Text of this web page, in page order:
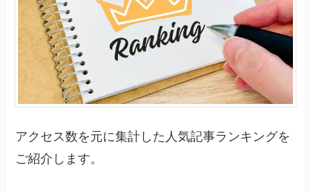
アクセス数を元に集計した人気記事ランキングを
ご紹介します。